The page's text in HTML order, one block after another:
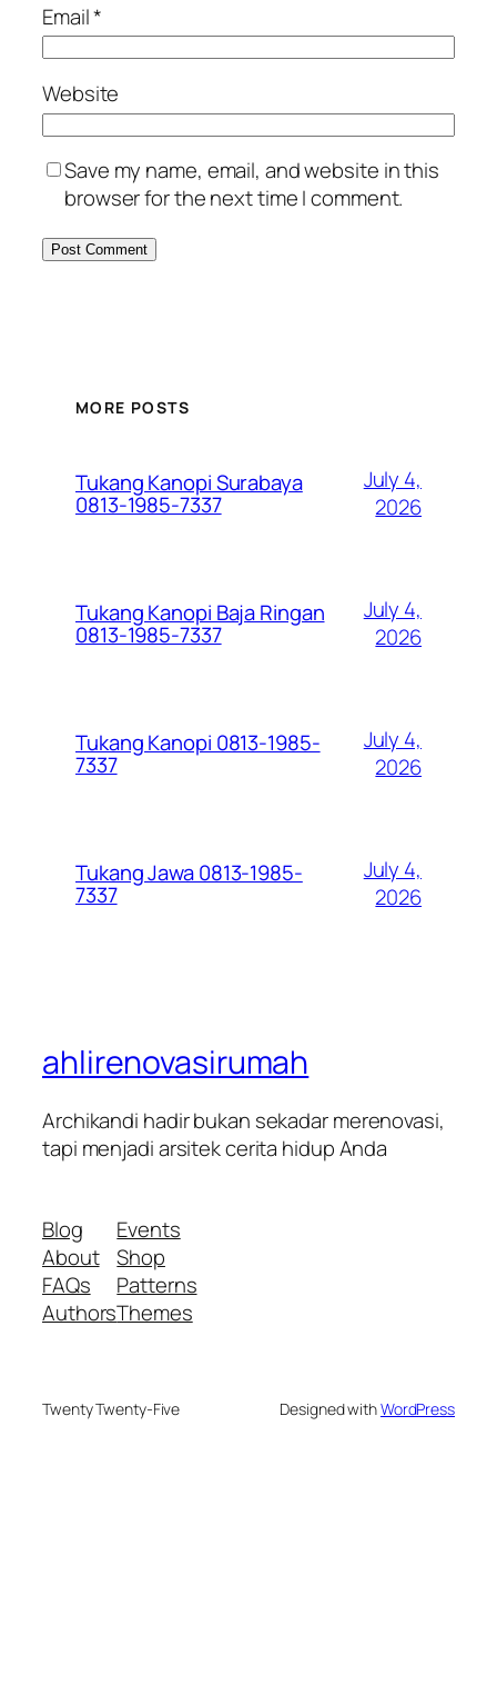
Email*
Website
Save my name, email, and website in this
browser for the next time I comment.
MORE POSTS
Tukang Kanopi Surabaya
0813-1985-7337
July 4,
2026
Tukang Kanopi Baja Ringan
0813-1985-7337
July 4,
2026
Tukang Kanopi 0813-1985-
7337
July 4,
2026
Tukang Jawa 0813-1985-
7337
July 4,
2026
ahlirenovasirumah
Archikandi hadir bukan sekadar merenovasi,
tapi menjadi arsitek cerita hidup Anda
Blog
About
FAQs
Authors
Events
Shop
Patterns
Themes
Twenty Twenty-Five Designed withWordPress